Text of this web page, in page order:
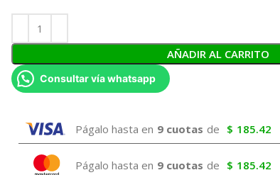
AÑADIR AL CARRITO
Consultar vía whatsapp
Págalo hasta en 9 cuotas de $ 185.42
Págalo hasta en 9 cuotas de $ 185.42